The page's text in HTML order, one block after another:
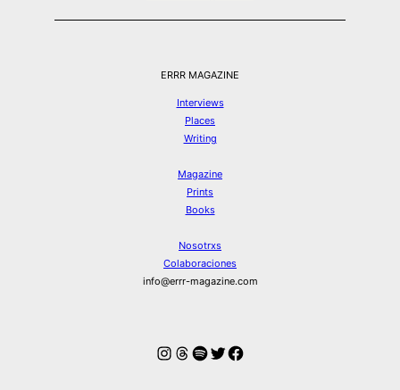
ERRR MAGAZINE
Interviews
Places
Writing
Magazine
Prints
Books
Nosotrxs
Colaboraciones
info@errr-magazine.com
Instagram
Hilos
Spotify
Twitter
Facebook